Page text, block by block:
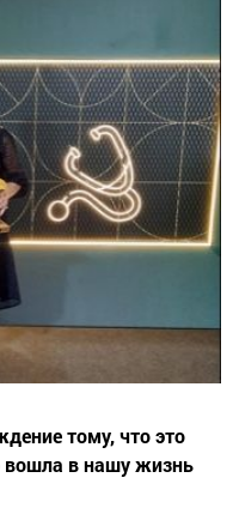
тому, что это
вошла в нашу жизнь